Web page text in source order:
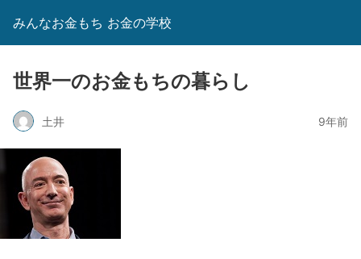
みんなお金もち お金の学校
世界一のお金もちの暮らし
土井 9年前